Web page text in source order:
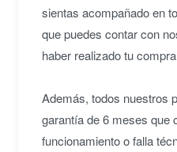
sientas acompañado en
que puedes contar con
haber realizado tu
Además, todos nuestros
garantía de 6 meses que
funcionamiento o falla